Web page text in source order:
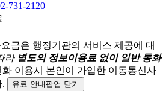
731-2120
요금은 행정기관의 서비스 제공에 대
라 별도의 정보이용료 없이 일반 통화
화 이용시 본인이 가입한 이동통신사
.
유료 안내팝업 닫기